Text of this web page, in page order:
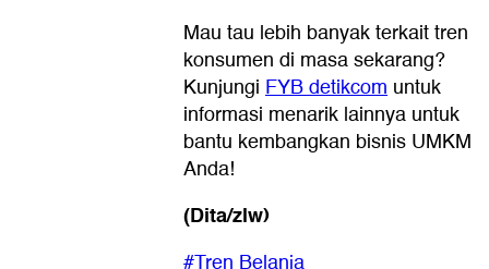
Mau tau lebih banyak terkait tren
konsumen di masa sekarang?
Kunjungi FYB detikcom untuk
informasi menarik lainnya untuk
bantu kembangkan bisnis UMKM
Anda!
(Dita/zlw)